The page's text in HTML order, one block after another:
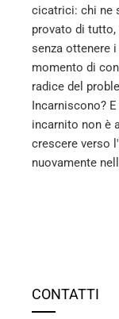
cicatrici: chi ne
provato di
senza ottenere
momento di
radice del
Incarniscono?
incarnito non è
crescere verso
nuovamente
CONTATTI